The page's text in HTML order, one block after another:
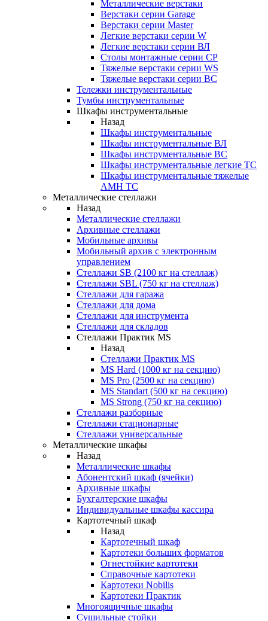
Металлические верстаки
Верстаки серии Garage
Верстаки серии Master
Легкие верстаки серии W
Легкие верстаки серии ВЛ
Столы монтажные серии СР
Тяжелые верстаки серии WS
Тяжелые верстаки серии ВС
Тележки инструментальные
Тумбы инструментальные
Шкафы инструментальные
Назад
Шкафы инструментальные
Шкафы инструментальные ВЛ
Шкафы инструментальные ВС
Шкафы инструментальные легкие ТС
Шкафы инструментальные тяжелые
AMH TC
Металлические стеллажи
Назад
Металлические стеллажи
Архивные стеллажи
Мобильные архивы
Мобильный архив с электронным
управлением
Стеллажи SB (2100 кг на стеллаж)
Стеллажи SBL (750 кг на стеллаж)
Стеллажи для гаража
Стеллажи для дома
Стеллажи для инструмента
Стеллажи для складов
Стеллажи Практик MS
Назад
Стеллажи Практик MS
MS Hard (1000 кг на секцию)
MS Pro (2500 кг на секцию)
MS Standart (500 кг на секцию)
MS Strong (750 кг на секцию)
Стеллажи разборные
Стеллажи стационарные
Стеллажи универсальные
Металлические шкафы
Назад
Металлические шкафы
Абонентский шкаф (ячейки)
Архивные шкафы
Бухгалтерские шкафы
Индивидуальные шкафы кассира
Картотечный шкаф
Назад
Картотечный шкаф
Картотеки больших форматов
Огнестойкие картотеки
Справочные картотеки
Картотеки Nobilis
Картотеки Практик
Многоящичные шкафы
Сушильные стойки